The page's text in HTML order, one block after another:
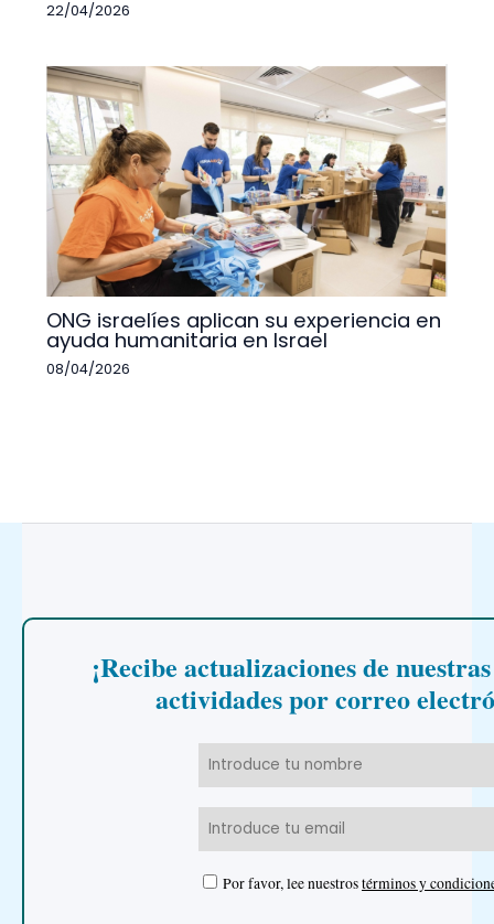
22/04/2026
ONG israelíes aplican su experiencia en
ayuda humanitaria en Israel
08/04/2026
¡Recibe actualizaciones de
actividades por correo
Por favor, lee nuestrostérminos y